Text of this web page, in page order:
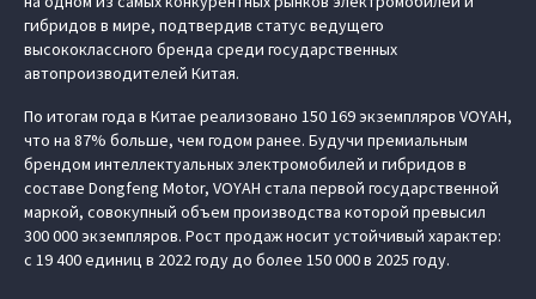
гибридов в мире, подтвердив статус ведущего
высококлассного бренда среди государственных
автопроизводителей Китая.
По итогам года в Китае реализовано 150 169 экземпляров VOYAH,
что на 87% больше, чем годом ранее. Будучи премиальным
брендом интеллектуальных электромобилей и гибридов в
составе Dongfeng Motor, VOYAH стала первой государственной
маркой, совокупный объем производства которой превысил
300 000 экземпляров. Рост продаж носит устойчивый характер:
с 19 400 единиц в 2022 году до более 150 000 в 2025 году.